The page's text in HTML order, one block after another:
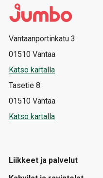
Vantaanportinkatu 3
01510 Vantaa
Katso kartalla
Tasetie 8
01510 Vantaa
Katso kartalla
Liikkeet ja palvelut